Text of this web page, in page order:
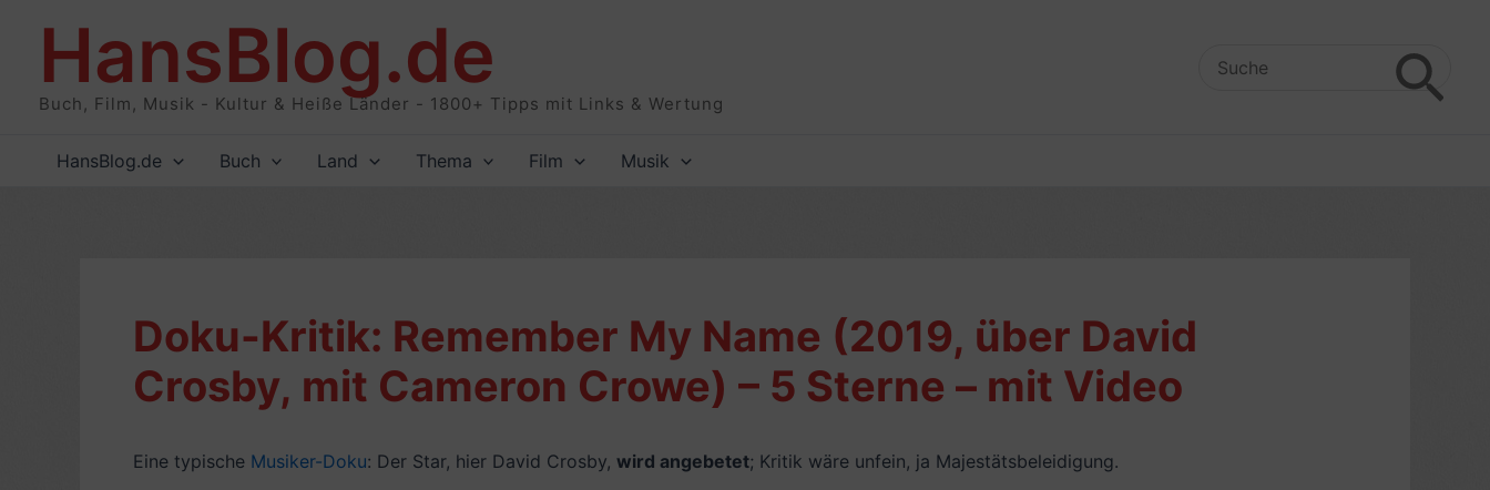
HansBlog.de
Buch, Film, Musik - Kultur & Heiße Länder - 1800+ Tipps mit Links & Wertung
Search
HansBlog.de Buch Land Thema Film Musik
Doku-Kritik: Remember My Name (2019, über David
Crosby, mit Cameron Crowe) – 5 Sterne – mit Video
Eine typische Musiker-Doku: Der Star, hier David Crosby, wird angebetet; Kritik wäre unfein, ja Majestätsbeleidigung.